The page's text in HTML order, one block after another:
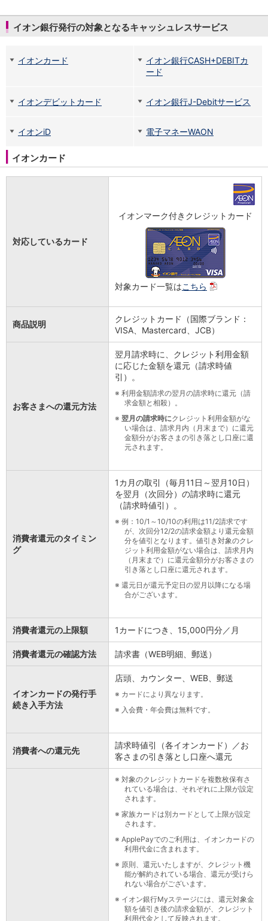
クレジットカード
デビットカード
アプリ
イオン銀行PayB
iAEON
支払・入金・サービス
支払・入金TOP
スマホ決済アプリ
公営競技
インボイス
その他サービス
店舗
茨城県
栃木県
神奈川県
新潟県
石川県
東海／近畿
三重県
滋賀県
イオン銀行発行の対象となるキャッシュレスサービス
イオンカード
イオン銀行CASH+DEBITカ
ード
イオンデビットカード イオン銀行J-Debitサービス
イオンiD 電子マネーWAON
イオンカード
対応しているカード
イオンマーク付きクレジットカード
対象カード一覧はこちら
商品説明
クレジットカード（国際ブランド：
VISA、Mastercard、JCB）
お客さまへの還元方法
翌月請求時に、クレジット利用金額
に応じた金額を還元（請求時値
引）。
※ 利用金額請求の翌月の請求時に還元（請
求金額と相殺）。
※ 翌月の請求時にクレジット利用金額がな
い場合は、請求月内（月末まで）に還元
金額分がお客さまの引き落とし口座に還
元されます。
消費者還元のタイミン
グ
1カ月の取引（毎月11日～翌月10日）
を翌月（次回分）の請求時に還元
（請求時値引）。
※ 例：10/1～10/10の利用は11/2請求です
が、次回分12/2の請求金額より還元金額
分を値引となります。値引き対象のクレ
ジット利用金額がない場合は、請求月内
（月末まで）に還元金額分がお客さまの
引き落とし口座に還元されます。
※ 還元日が還元予定日の翌月以降になる場
合がございます。
消費者還元の上限額 1カードにつき、15,000円分／月
消費者還元の確認方法 請求書（WEB明細、郵送）
イオンカードの発行手
続き入手方法
店頭、カウンター、WEB、郵送
※ カードにより異なります。
※ 入会費・年会費は無料です。
消費者への還元先
請求時値引（各イオンカード）／お
客さまの引き落とし口座へ還元
※ 対象のクレジットカードを複数枚保有さ
れている場合は、それぞれに上限が設定
されます。
※ 家族カードは別カードとして上限が設定
されます。
※ ApplePayでのご利用は、イオンカードの
利用代金に含まれます。
※ 原則、還元いたしますが、クレジット機
能が解約されている場合、還元が受けら
れない場合がございます。
※ イオン銀行Myステージには、還元対象金
額を値引き後の請求金額が、クレジット
利用代金として反映されます。